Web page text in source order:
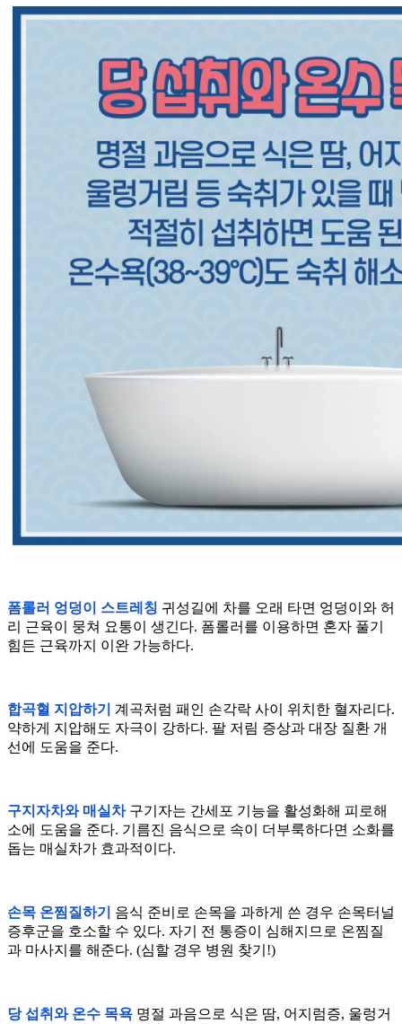
폼롤러 엉덩이 스트레칭 귀성길에 차를 오래 타면 엉덩이와 허
리 근육이 뭉쳐 요통이 생긴다. 폼롤러를 이용하면 혼자 풀기
힘든 근육까지 이완 가능하다.
합곡혈 지압하기 계곡처럼 패인 손각락 사이 위치한 혈자리다.
약하게 지압해도 자극이 강하다. 팔 저림 증상과 대장 질환 개
선에 도움을 준다.
구지자차와 매실차구기자는 간세포 기능을 활성화해 피로해
소에 도움을 준다. 기름진 음식으로 속이 더부룩하다면 소화를
돕는 매실차가 효과적이다.
손목 온찜질하기
음식 준비로 손목을 과하게 쓴 경우 손목터널
증후군을 호소할 수 있다. 자기 전 통증이 심해지므로 온찜질
과 마사지를 해준다. (심할 경우 병원 찾기!)
당 섭취와 온수 목욕 명절 과음으로 식은 땀, 어지럼증, 울렁거